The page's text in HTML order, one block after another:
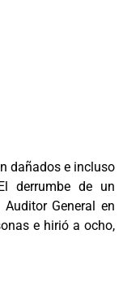
dañados e incluso
derrumbe de un
General en
e hirió a ocho,